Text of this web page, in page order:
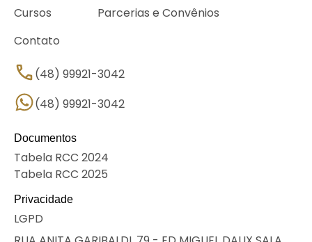
Cursos
Parcerias e Convênios
Contato
(48) 99921-3042
(48) 99921-3042
Documentos
Tabela RCC 2024
Tabela RCC 2025
Privacidade
LGPD